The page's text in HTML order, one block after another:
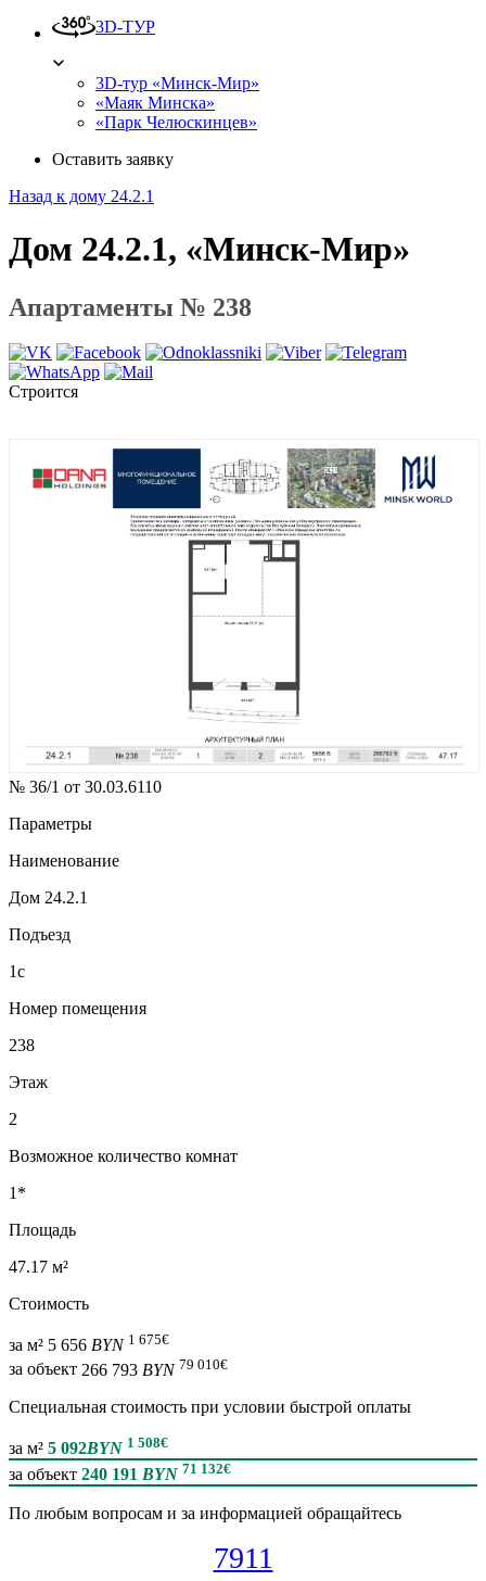
3D-ТУР
3D-тур «Минск-Мир»
«Маяк Минска»
«Парк Челюскинцев»
Оставить заявку
Назад к дому 24.2.1
Дом 24.2.1, «Минск-Мир»
Апартаменты № 238
Строится
№ 36/1 от 30.03.6110
Параметры
Наименование
Дом 24.2.1
Подъезд
1с
Номер помещения
238
Этаж
2
Возможное количество комнат
1*
Площадь
47.17 м²
Стоимость
за м² 5 656 BYN 1 675€
за объект 266 793 BYN 79 010€
Специальная cтоимость при условии быстрой оплаты
за м² 5 092BYN 1 508€
за объект 240 191 BYN 71 132€
По любым вопросам и за информацией обращайтесь
7911